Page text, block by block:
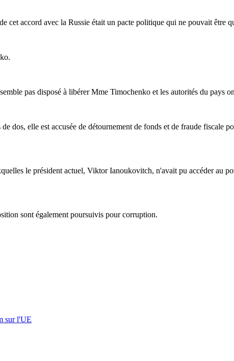
cet accord avec la Russie était un pacte politique qui ne pouvait être
pas disposé à libérer Mme Timochenko et les autorités du pays
dos, elle est accusée de détournement de fonds et de fraude fiscale
le président actuel, Viktor Ianoukovitch, n'avait pu accéder au
sont également poursuivis pour corruption.
sur l'UE